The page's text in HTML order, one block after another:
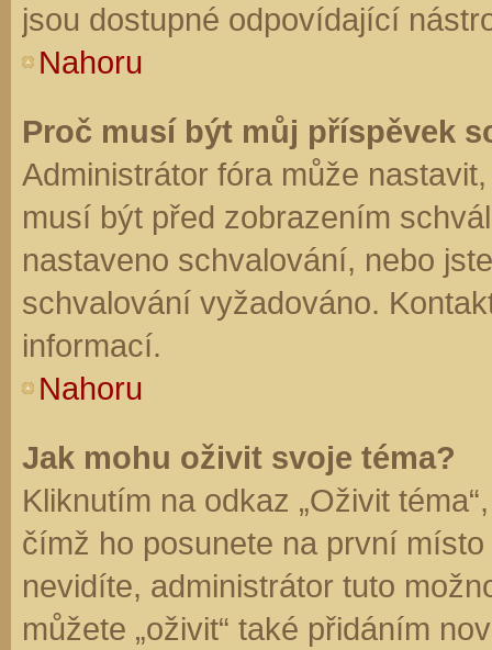
jsou dostupné odpovídající
Nahoru
Proč musí být můj příspěvek
Administrátor fóra může
musí být před zobrazením
nastaveno schvalování, nebo
schvalování vyžadováno.
informací.
Nahoru
Jak mohu oživit svoje téma?
Kliknutím na odkaz „Oživit
čímž ho posunete na první
nevidíte, administrátor tuto
můžete „oživit“ také přidáním